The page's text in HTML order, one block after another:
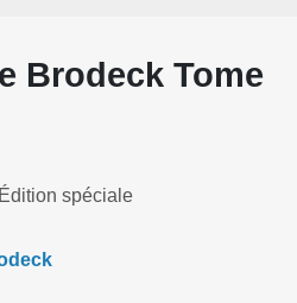
Brodeck Tome
Édition spéciale